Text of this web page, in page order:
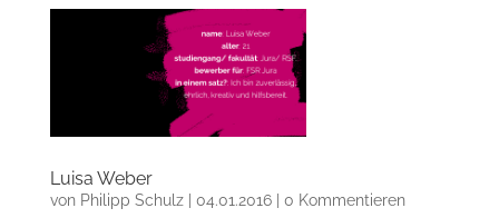
Luisa Weber
von Philipp Schulz| 04.01.2016| 0 Kommentieren